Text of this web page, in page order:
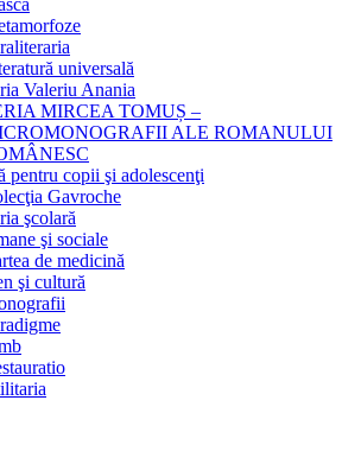
universală
Valeriu Anania
MIRCEA TOMUȘ –
ALE ROMANULUI
pentru copii şi adolescenţi
Gavroche
şcolară
şi sociale
de medicină
şi cultură